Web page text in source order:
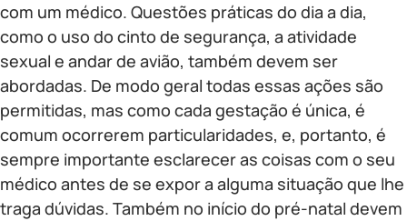
com um médico. Questões práticas do dia a dia,
como o uso do cinto de segurança, a atividade
sexual e andar de avião, também devem ser
abordadas. De modo geral todas essas ações são
permitidas, mas como cada gestação é única, é
comum ocorrerem particularidades, e, portanto, é
sempre importante esclarecer as coisas com o seu
médico antes de se expor a alguma situação que lhe
traga dúvidas. Também no início do pré-natal devem